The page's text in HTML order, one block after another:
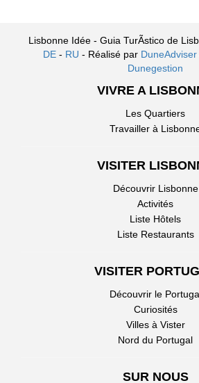
Lisbonne Idée - Guia TurÃ­stico de
DE- RU - Réalisé par DuneAdviser
Dunegestion
VIVRE A
Les Quartiers
Travailler à
VISITER
Découvrir Lisbonne
Activités
Liste Hôtels
Liste Restaurants
VISITER
Découvrir le
Curiosités
Villes à Vister
Nord du Portugal
SUR NOUS